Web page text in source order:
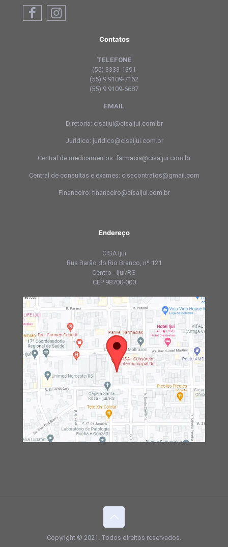
Contatos
TELEFONE
(55) 3333-1391
(55) 9.9109-7162
(55) 9.9109-6687
EMAIL
Diretoria: cisaijui@cisaijui.com.br
Jurídico: juridico@cisaijui.com.br
Central de medicamentos: farmacia@cisaijui.com.br
Central de consultas e exames: cisacontratos@gmail.com
Financeiro: financeiro@cisaijui.com.br
Endereço
CISA Ijuí
Rua Barão do Rio Branco, nº 121
Centro - Ijuí/RS
CEP 98700-000
Copyright © 2021. Todos direitos reservados.